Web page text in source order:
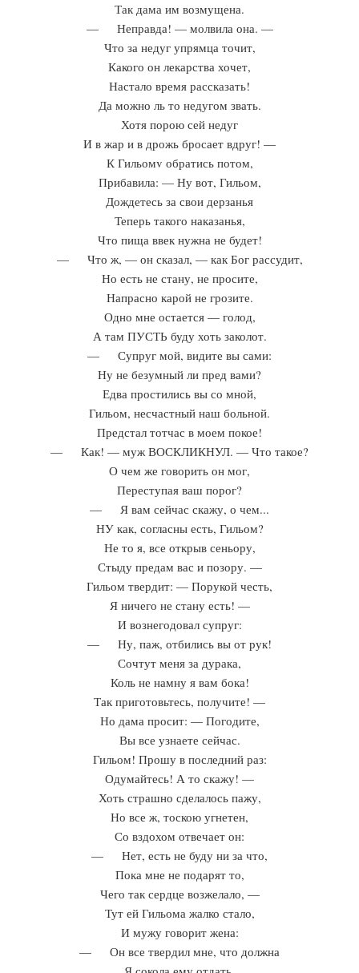
Так дама им возмущена.
— Неправда! — молвила она. —
Что за недуг упрямца точит,
Какого он лекарства хочет,
Настало время рассказать!
Да можно ль то недугом звать.
Хотя порою сей недуг
И в жар и в дрожь бросает вдруг! —
К Гильомv обратись потом,
Прибавила: — Ну вот, Гильом,
Дождетесь за свои дерзанья
Теперь такого наказанья,
Что пища ввек нужна не будет!
— Что ж, — он сказал, — как Бог рассудит,
Но есть не стану, не просите,
Напрасно карой не грозите.
Одно мне остается — голод,
А там ПУСТЬ буду хоть заколот.
— Супруг мой, видите вы сами:
Ну не безумный ли пред вами?
Едва простились вы со мной,
Гильом, несчастный наш больной.
Предстал тотчас в моем покое!
— Как! — муж ВОСКЛИКНУЛ. — Что такое?
О чем же говорить он мог,
Переступая ваш порог?
— Я вам сейчас скажу, о чем...
НУ как, согласны есть, Гильом?
Не то я, все открыв сеньору,
Стыду предам вас и позору. —
Гильом твердит: — Порукой честь,
Я ничего не стану есть! —
И вознегодовал супруг:
— Ну, паж, отбились вы от рук!
Сочтут меня за дурака,
Коль не намну я вам бока!
Так приготовьтесь, получите! —
Но дама просит: — Погодите,
Вы все узнаете сейчас.
Гильом! Прошу в последний раз:
Одумайтесь! А то скажу! —
Хоть страшно сделалось пажу,
Но все ж, тоскою угнетен,
Со вздохом отвечает он:
— Нет, есть не буду ни за что,
Пока мне не подарят то,
Чего так сердце возжелало, —
Тут ей Гильома жалко стало,
И мужу говорит жена:
— Он все твердил мне, что должна